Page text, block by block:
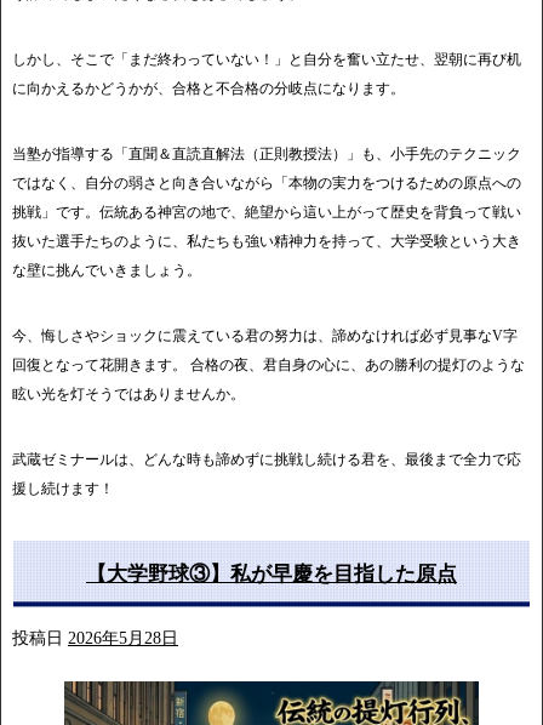
しかし、そこで「まだ終わっていない！」と自分を奮い立たせ、翌朝に再び机
に向かえるかどうかが、合格と不合格の分岐点になります。
当塾が指導する「直聞＆直読直解法（正則教授法）」も、小手先のテクニック
ではなく、自分の弱さと向き合いながら「本物の実力をつけるための原点への
挑戦」です。伝統ある神宮の地で、絶望から這い上がって歴史を背負って戦い
抜いた選手たちのように、私たちも強い精神力を持って、大学受験という大き
な壁に挑んでいきましょう。
今、悔しさやショックに震えている君の努力は、諦めなければ必ず見事なV字
回復となって花開きます。 合格の夜、君自身の心に、あの勝利の提灯のような
眩い光を灯そうではありませんか。
武蔵ゼミナールは、どんな時も諦めずに挑戦し続ける君を、最後まで全力で応
援し続けます！
【大学野球③】私が早慶を目指した原点
投稿日 2026年5月28日